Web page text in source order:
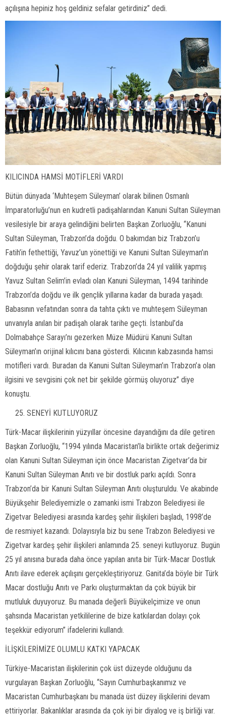
açılışına hepiniz hoş geldiniz sefalar getirdiniz” dedi.
KILICINDA HAMSİ MOTİFLERİ VARDI
Bütün dünyada ‘Muhteşem Süleyman’ olarak bilinen Osmanlı
İmparatorluğu’nun en kudretli padişahlarından Kanuni Sultan Süleyman
vesilesiyle bir araya gelindiğini belirten Başkan Zorluoğlu, “Kanuni
Sultan Süleyman, Trabzon’da doğdu. O bakımdan biz Trabzon’u
Fatih’in fethettiği, Yavuz’un yönettiği ve Kanuni Sultan Süleyman’ın
doğduğu şehir olarak tarif ederiz. Trabzon’da 24 yıl valilik yapmış
Yavuz Sultan Selim’in evladı olan Kanuni Süleyman, 1494 tarihinde
Trabzon’da doğdu ve ilk gençlik yıllarına kadar da burada yaşadı.
Babasının vefatından sonra da tahta çıktı ve muhteşem Süleyman
unvanıyla anılan bir padişah olarak tarihe geçti. İstanbul’da
Dolmabahçe Sarayı’nı gezerken Müze Müdürü Kanuni Sultan
Süleyman’ın orijinal kılıcını bana gösterdi. Kılıcının kabzasında hamsi
motifleri vardı. Buradan da Kanuni Sultan Süleyman’ın Trabzon’a olan
ilgisini ve sevgisini çok net bir şekilde görmüş oluyoruz” diye
konuştu.
SENEYİ KUTLUYORUZ
Türk-Macar ilişkilerinin yüzyıllar öncesine dayandığını da dile getiren
Başkan Zorluoğlu, “1994 yılında Macaristan’la birlikte ortak değerimiz
olan Kanuni Sultan Süleyman için önce Macaristan Zigetvar’da bir
Kanuni Sultan Süleyman Anıtı ve bir dostluk parkı açıldı. Sonra
Trabzon’da bir Kanuni Sultan Süleyman Anıtı oluşturuldu. Ve akabinde
Büyükşehir Belediyemizle o zamanki ismi Trabzon Belediyesi ile
Zigetvar Belediyesi arasında kardeş şehir ilişkileri başladı, 1998’de
de resmiyet kazandı. Dolayısıyla biz bu sene Trabzon Belediyesi ve
Zigetvar kardeş şehir ilişkileri anlamında 25. seneyi kutluyoruz. Bugün
25 yıl anısına burada daha önce yapılan anıta bir Türk-Macar Dostluk
Anıtı ilave ederek açılışını gerçekleştiriyoruz. Ganita’da böyle bir Türk
Macar dostluğu Anıtı ve Parkı oluşturmaktan da çok büyük bir
mutluluk duyuyoruz. Bu manada değerli Büyükelçimize ve onun
şahsında Macaristan yetkililerine de bize katkılardan dolayı çok
teşekkür ediyorum” ifadelerini kullandı.
İLİŞKİLERİMİZE OLUMLU KATKI YAPACAK
Türkiye-Macaristan ilişkilerinin çok üst düzeyde olduğunu da
vurgulayan Başkan Zorluoğlu, “Sayın Cumhurbaşkanımız ve
Macaristan Cumhurbaşkanı bu manada üst düzey ilişkilerini devam
ettiriyorlar. Bakanlıklar arasında da çok iyi bir diyalog ve iş birliği var.